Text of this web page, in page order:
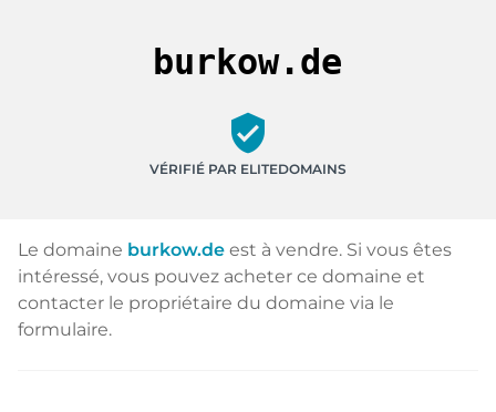
burkow.de
verified_user
VÉRIFIÉ PAR ELITEDOMAINS
Le domaine burkow.de est à vendre. Si vous êtes
intéressé, vous pouvez acheter ce domaine et
contacter le propriétaire du domaine via le
formulaire.